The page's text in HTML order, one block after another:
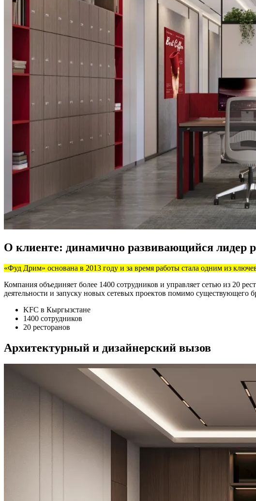
О клиенте: динамично развивающийся лидер
«Фуд Дрим» основана в 2013 году и за время работы стала одним из
Компания объединяет более 1400 сотрудников и управляет сетью из 20
деятельности и запуску новых сетевых проектов помимо существующего
KFC в Кыргызстане
1400 сотрудников
20 ресторанов
Архитектурный и дизайнерский вызов